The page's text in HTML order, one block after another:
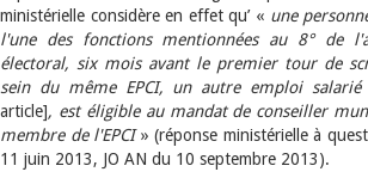
ministérielle considère en effet qu’ « une
l'une des fonctions mentionnées au 8° de
électoral, six mois avant le premier tour de
sein du même EPCI, un autre emploi salarié
article], est éligible au mandat de conseiller
membre de l'EPCI» (réponse ministérielle à
11 juin 2013, JO AN du 10 septembre 2013).